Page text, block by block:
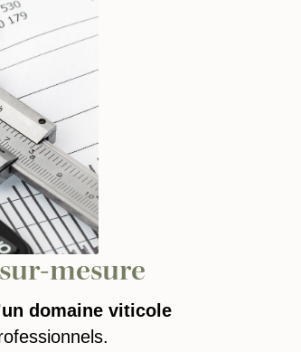
mesure
domaine viticole